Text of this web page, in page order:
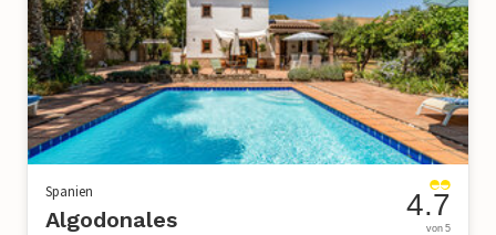
Spanien
Algodonales 4.7
von 5